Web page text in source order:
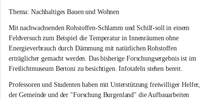
e
a
m
S
e
e
Thema: Nachhaltiges Bauen und Wohnen
Mit nachwachsenden Rohstoffen-Schlamm und Schilf-soll in einem
Feldversuch zum Beispiel die Temperatur in Innenräumen ohne
Energieverbrauch durch Dämmung mit natürlichen Rohstoffen
erträglicher gemacht werden. Das bisherige Forschungsergebnis ist im
Freilichtmuseum Bertoni zu besichtigen. Infotafeln stehen bereit.
Professoren und Studenten haben mit Unterstützung freiwilliger Helfer,
der Gemeinde und der "Forschung Burgenland" die Aufbauarbeiten